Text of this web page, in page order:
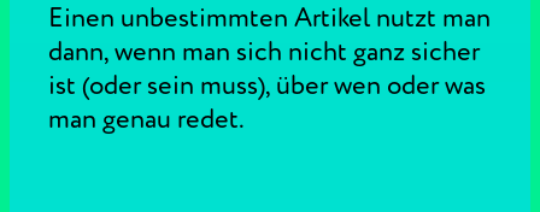
Einen unbestimmten Artikel nutzt man
dann, wenn man sich nicht ganz sicher
ist (oder sein muss), über wen oder was
man genau redet.